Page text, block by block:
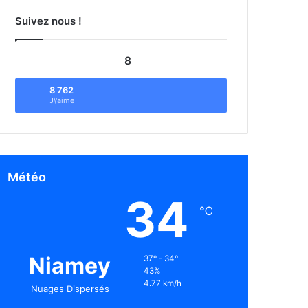
Suivez nous !
8
8 762
J\'aime
Météo
Niamey
Nuages Dispersés
34 ℃
37º - 34º
43%
4.77 km/h